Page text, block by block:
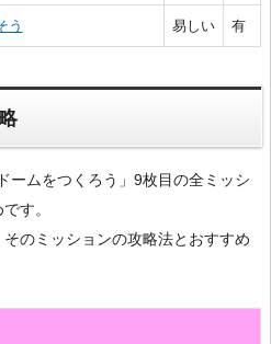
う 易しい 有
ームをつくろう」9枚目の全ミッシ
す。
のミッションの攻略法とおすすめ